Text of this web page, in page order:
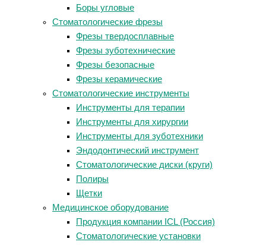
Боры угловые
Стоматологические фрезы
Фрезы твердосплавные
Фрезы зуботехнические
Фрезы безопасные
Фрезы керамические
Стоматологические инструменты
Инструменты для терапии
Инструменты для хирургии
Инструменты для зуботехники
Эндодонтический инструмент
Стоматологические диски (круги)
Полиры
Щетки
Медицинское оборудование
Продукция компании ICL (Россия)
Стоматологические установки